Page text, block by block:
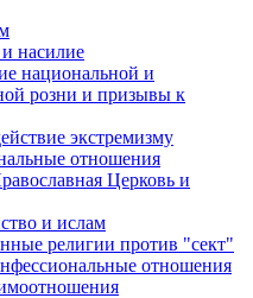
насилие
национальной и
розни и призывы к
экстремизму
отношения
Церковь и
и ислам
религии против "сект"
отношения